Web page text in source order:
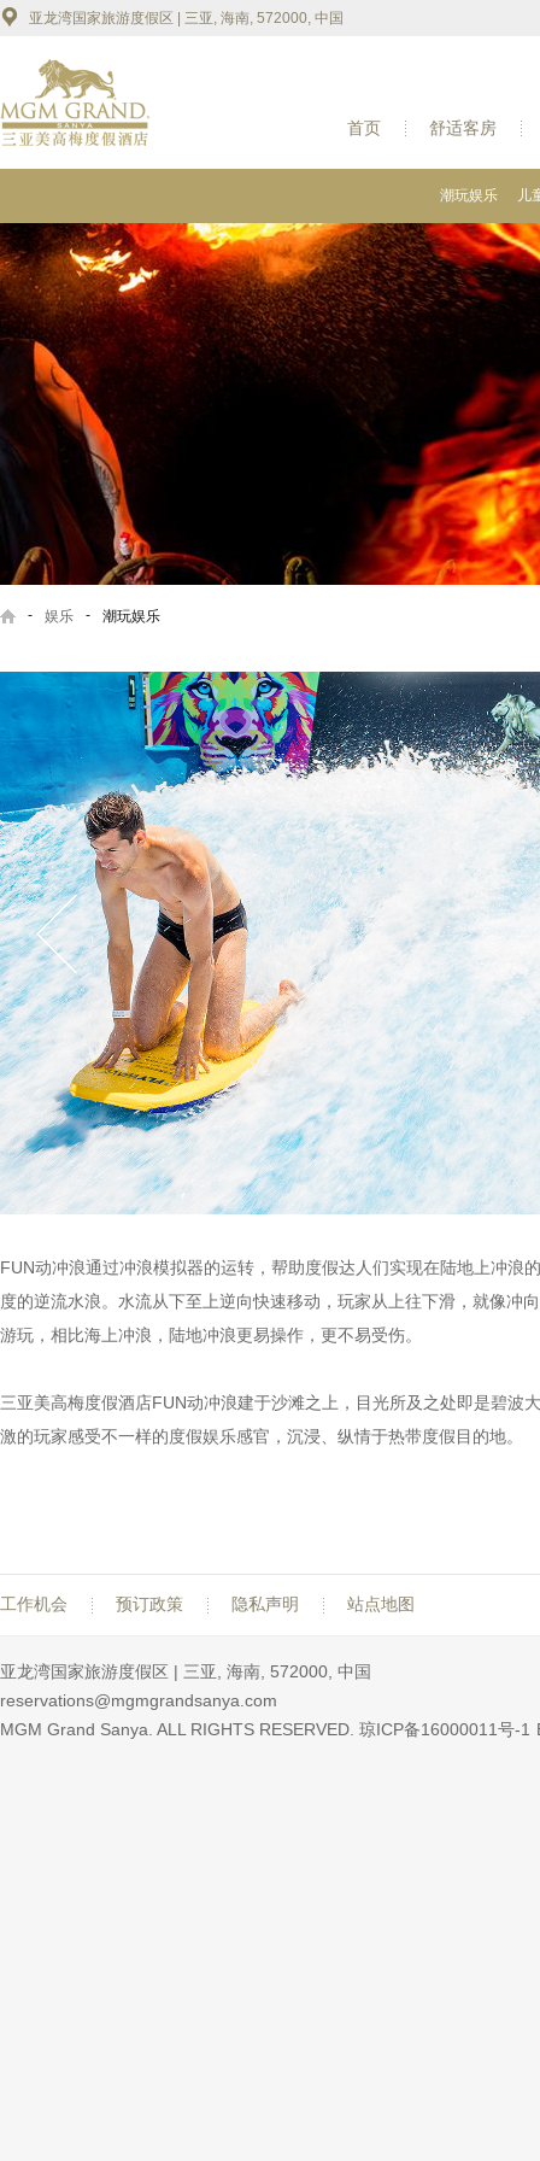
亚龙湾国家旅游度假区 | 三亚, 海南, 572000, 中国
首页 舒适客房
潮玩娱乐 儿
- 娱乐 - 潮玩娱乐
FUN动冲浪通过冲浪模拟器的运转，帮助度假达人们实现在陆地上冲
度的逆流水浪。水流从下至上逆向快速移动，玩家从上往下滑，就像
游玩，相比海上冲浪，陆地冲浪更易操作，更不易受伤。
三亚美高梅度假酒店FUN动冲浪建于沙滩之上，目光所及之处即是碧
激的玩家感受不一样的度假娱乐感官，沉浸、纵情于热带度假目的地。
工作机会 预订政策 隐私声明 站点地图
亚龙湾国家旅游度假区 | 三亚, 海南, 572000, 中国
reservations@mgmgrandsanya.com
MGM Grand Sanya. ALL RIGHTS RESERVED. 琼ICP备16000011号-1